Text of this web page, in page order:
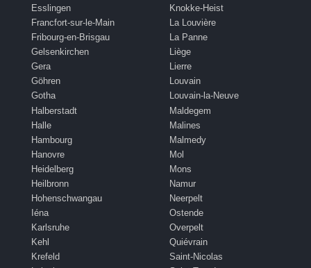
Esslingen
Francfort-sur-le-Main
Fribourg-en-Brisgau
Gelsenkirchen
Gera
Göhren
Gotha
Halberstadt
Halle
Hambourg
Hanovre
Heidelberg
Heilbronn
Hohenschwangau
Iéna
Karlsruhe
Kehl
Krefeld
Knokke-Heist
La Louvière
La Panne
Liège
Lierre
Louvain
Louvain-la-Neuve
Maldegem
Malines
Malmedy
Mol
Mons
Namur
Neerpelt
Ostende
Overpelt
Quiévrain
Saint-Nicolas